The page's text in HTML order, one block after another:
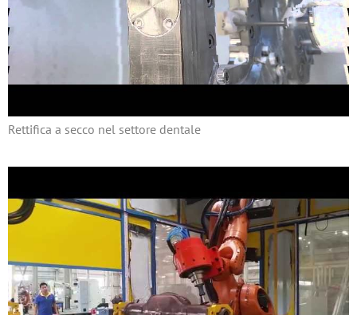
Rettifica a secco nel settore dentale